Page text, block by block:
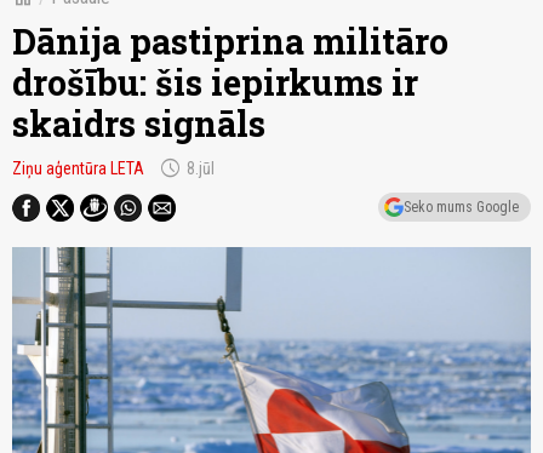
Dānija pastiprina militāro
drošību: šis iepirkums ir
skaidrs signāls
Ziņu aģentūra LETA schedule 8.jūl
Seko mums Google